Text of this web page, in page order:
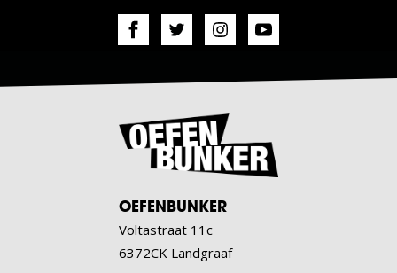
OEFENBUNKER
Voltastraat 11c
6372CK Landgraaf